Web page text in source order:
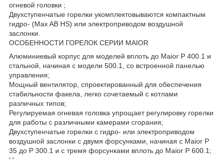
огневой головки ;
Двухступенчатые горелки укомплектовываются компактным
гидро- (Max AB HS) или электроприводом воздушной
заслонки.
ОСОБЕННОСТИ ГОРЕЛОК СЕРИИ MAIOR
Алюминиевый корпус для моделей вплоть до Maior P 400.1 и
стальной, начиная с модели 500.1, со встроенной панелью
управления;
Мощный вентилятор, спроектированный для обеспечения
стабильности факела, легко сочетаемый с котлами
различных типов;
Регулируемая огневая головка упрощает регулировку горелки
для работы с различными камерами сгорания;
Двухступенчатые горелки с гидро- или электроприводом
воздушной заслонки с двумя форсунками, начиная с Maior P
35 до P 300.1 и с тремя форсунками вплоть до Maior P 600.1;